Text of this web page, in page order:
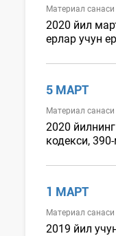
Материал
2020 йил
ерлар учун
5 МАРТ
Материал
2020
кодекси,
1 МАРТ
Материал
2019 йил